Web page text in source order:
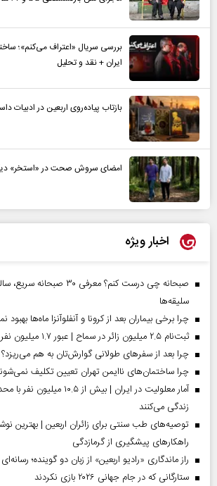
بررسی سریال «اعتراف می‌کنم»؛
ایران + نقد و تحلیل
بازتاب پیاده‌روی اربعین در ادبیات
امضای سروش صحت در «استخر»
اخبار ویژه
صبحانه چی درست کنم؟ معرفی
سلیقه‌ها
چرا برخی بیماران بعد از کرونا و آنفلوآنزا ماه‌ها بهبود
ثبت‌نام ۲.۵ میلیون زائر در سماح | عبور ۱.۷ میلیون نفر از مرز‌های اربعین
چرا بعد از سفرهای طولانی گوارش‌تان به هم می‌ریزد؟
چرا ساختمان‌های ناایمن تهران تعیین تکلیف
آمار معلولیت در ایران | بیش از
زندگی می‌کنند
توصیه‌های طب سنتی برای زائران اربعین |
راهکارهای پیشگیری از گرمازدگی
راز ماندگاری «رادیو اربعین» از زبان دو گوینده؛
ستارگانی که در جام جهانی ۲۰۲۶ بازی نکردند